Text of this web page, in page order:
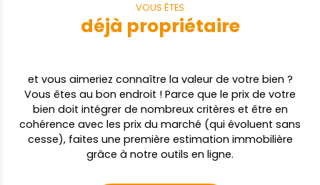
VOUS ÊTES
déjà propriétaire
et vous aimeriez connaître la valeur de votre bien ?
Vous êtes au bon endroit ! Parce que le prix de votre
bien doit intégrer de nombreux critères et être en
cohérence avec les prix du marché (qui évoluent sans
cesse), faites une première estimation immobilière
grâce à notre outils en ligne.